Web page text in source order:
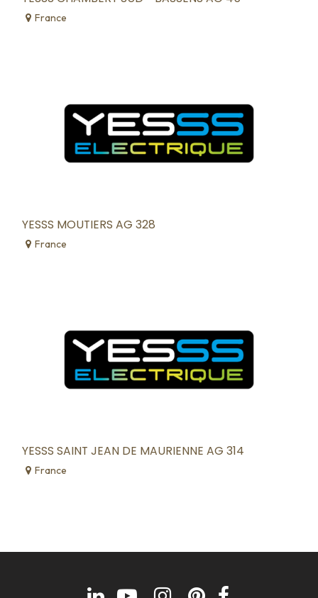
France
YESSS MOUTIERS AG 328
France
YESSS SAINT JEAN DE MAURIENNE AG 314
France